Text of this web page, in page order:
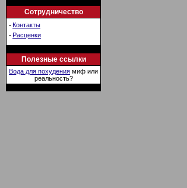
Сотрудничество
· Контакты
· Расценки
Полезные ссылки
Вода для похудения миф или
реальность?